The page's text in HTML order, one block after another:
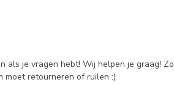
als je vragen hebt! Wij helpen je graag! Zo
moet retourneren of ruilen :)